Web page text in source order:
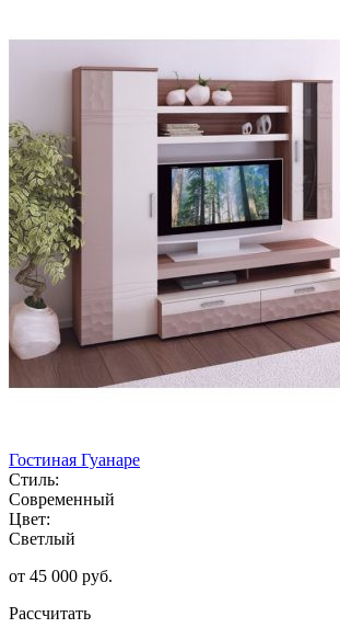
Гостиная Гуанаре
Стиль:
Современный
Цвет:
Светлый
от 45 000 руб.
Рассчитать